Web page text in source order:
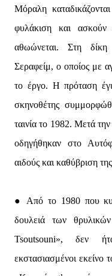
Μόραλη
φυλάκιση και
αθωώνεται. Στη
Σεραφείμ, ο οποίος με
το έργο. Η πρόταση
σκηνοθέτης
ταινία το 1982. Μετά την
οδηγήθηκαν στο
αιδούς και καθύβριση
● Από το 1980 που
δουλειά των
Tsoutsouni», δεν
εκστασιασμένοι εκείνο